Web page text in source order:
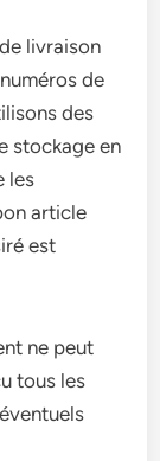
livraison
de
des
stockage en
les
article
est
ne peut
tous les